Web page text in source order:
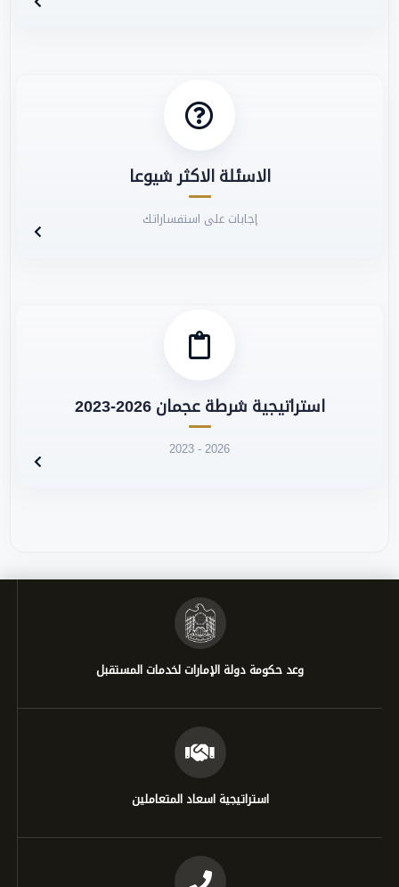
الاسئلة الاكثر شيوعا
إجابات على استفساراتك
استراتيجية شرطة عجمان 2026-2023
2023 - 2026
وعد حكومة دولة الإمارات لخدمات المستقبل
استراتيجية اسعاد المتعاملين